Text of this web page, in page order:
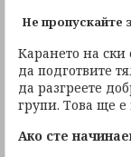
Не пропускайте
Карането на ски
да подготвите
да разгреете
групи. Това ще е
Ако сте